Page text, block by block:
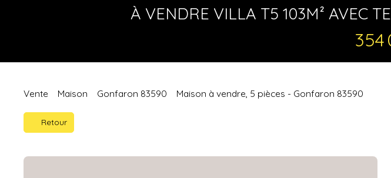
À VENDRE VILLA T5 103M² AVEC
354
Vente Maison Gonfaron 83590 Maison à vendre, 5 pièces - Gonfaron 83590
Retour